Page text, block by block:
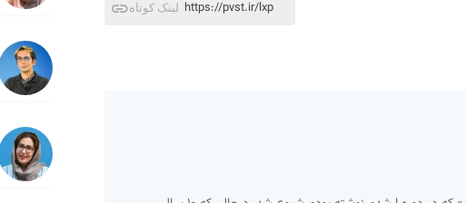
لینک کوتاه https://pvst.ir/lxp